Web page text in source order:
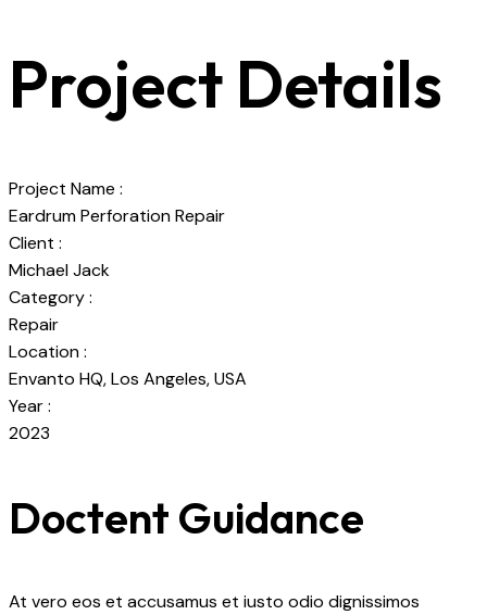
Project Details
Project Name :
Eardrum Perforation Repair
Client :
Michael Jack
Category :
Repair
Location :
Envanto HQ, Los Angeles, USA
Year :
2023
Doctent Guidance
At vero eos et accusamus et iusto odio dignissimos